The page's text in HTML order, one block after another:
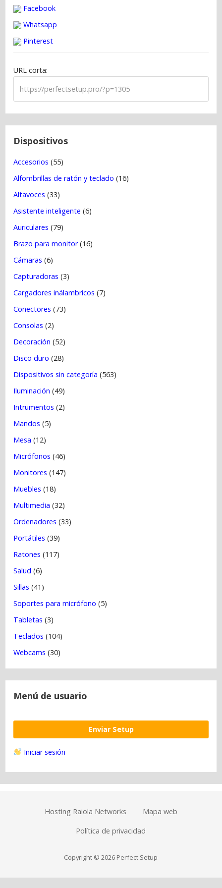
e
n
Facebook
Whatsapp
Pinterest
URL corta:
Dispositivos
Accesorios (55)
Alfombrillas de ratón y teclado (16)
Altavoces (33)
Asistente inteligente (6)
Auriculares (79)
Brazo para monitor(16)
Cámaras (6)
Capturadoras (3)
Cargadores inálambricos (7)
Conectores (73)
Consolas (2)
Decoración (52)
Disco duro (28)
Dispositivos sin categoría (563)
Iluminación (49)
Intrumentos (2)
Mandos (5)
Mesa (12)
Micrófonos (46)
Monitores (147)
Muebles (18)
Multimedia (32)
Ordenadores (33)
Portátiles (39)
Ratones (117)
Salud (6)
Sillas (41)
Soportes para micrófono (5)
Tabletas (3)
Teclados (104)
Webcams (30)
Menú de usuario
Enviar Setup
Iniciar sesión
Hosting Raiola Networks Mapa web
Política de privacidad
Copyright © 2026 Perfect Setup